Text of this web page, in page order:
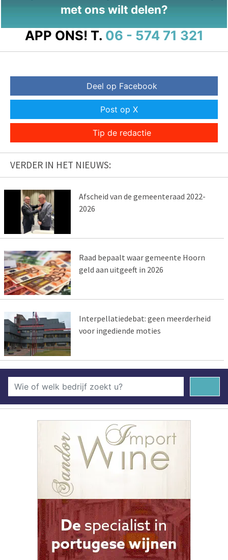
met ons wilt delen?
APP ONS! T. 06 - 574 71 321
Deel op Facebook
Post op X
Tip de redactie
VERDER IN HET NIEUWS:
Afscheid van de gemeenteraad 2022-
2026
Raad bepaalt waar gemeente Hoorn
geld aan uitgeeft in 2026
Interpellatiedebat: geen meerderheid
voor ingediende moties